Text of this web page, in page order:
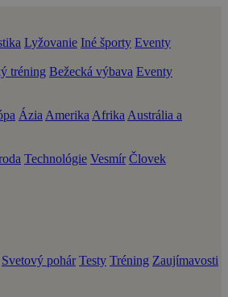
Lyžovanie Iné športy Eventy
tréning Bežecká výbava Eventy
Ázia Amerika Afrika Austrália a
Technológie Vesmír Človek
Svetový pohár Testy Tréning Zaujímavosti